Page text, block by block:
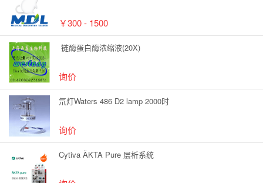
￥300 - 1500
链酶蛋白酶浓缩液(20X)
询价
氘灯Waters 486 D2 lamp 2000时
询价
Cytiva ÄKTA Pure 层析系统